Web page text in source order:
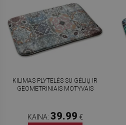
KILIMAS PLYTELĖS SU GĖLIŲ IR
GEOMETRINIAIS MOTYVAIS
KAINA: 39.99 €